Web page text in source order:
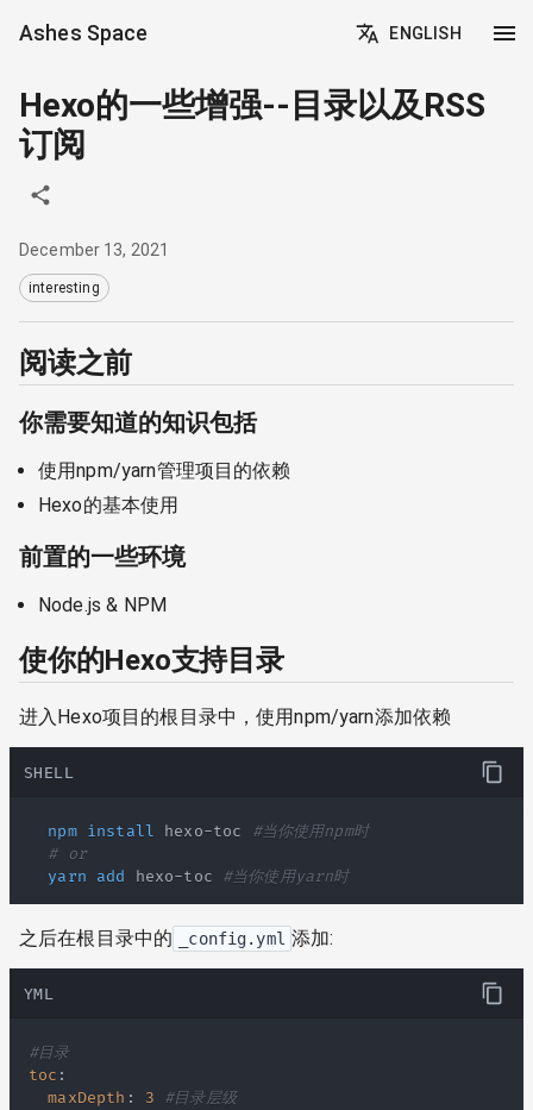
Ashes Space ENGLISH
Hexo的一些增强--目录以及RSS
订阅
December 13, 2021
interesting
阅读之前
你需要知道的知识包括
使用npm/yarn管理项目的依赖
Hexo的基本使用
前置的一些环境
Node.js & NPM
使你的Hexo支持目录
进入Hexo项目的根目录中，使用npm/yarn添加依赖
SHELL
npm install hexo-toc #当你使用npm时
# or
yarn
add hexo-toc #当你使用yarn时
之后在根目录中的 _config.yml 添加:
YML
#目录
toc :
maxDepth : 3
#目录层级